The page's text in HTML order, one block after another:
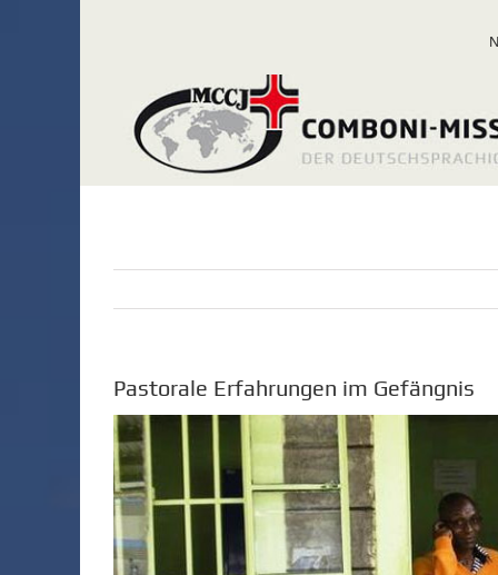
Pastorale Erfahrungen im Gefängnis
Zeige
grösseres
Bild